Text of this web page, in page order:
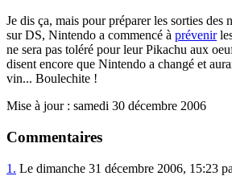
Je dis ça, mais pour préparer les sorties des
sur DS, Nintendo a commencé à prévenir
ne sera pas toléré pour leur Pikachu aux
disent encore que Nintendo a changé et
vin... Boulechite !
Mise à jour : samedi 30 décembre 2006
Commentaires
1. Le dimanche 31 décembre 2006, 15:23